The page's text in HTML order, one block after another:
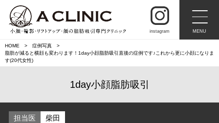
instagram MENU
HOME
症例写真
脂肪が減ると横顔も変わります！1day小顔脂肪吸引直後の症例です♪これから更に小顔になりま
す(20代女性)
1day小顔脂肪吸引
担当医 柴田